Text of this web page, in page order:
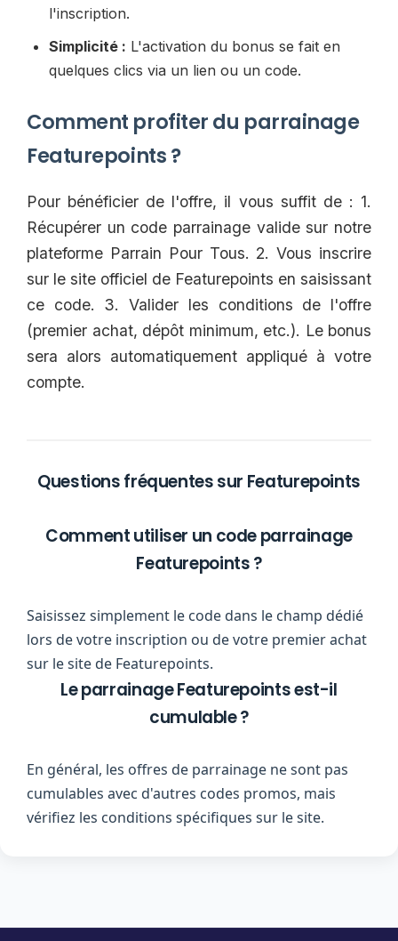
l'inscription.
Simplicité : L'activation du bonus se fait en
quelques clics via un lien ou un code.
Comment profiter du parrainage
Featurepoints ?
Pour bénéficier de l'offre, il vous suffit de : 1.
Récupérer un code parrainage valide sur notre
plateforme Parrain Pour Tous. 2. Vous inscrire
sur le site officiel de Featurepoints en saisissant
ce code. 3. Valider les conditions de l'offre
(premier achat, dépôt minimum, etc.). Le bonus
sera alors automatiquement appliqué à votre
compte.
Questions fréquentes sur Featurepoints
Comment utiliser un code parrainage
Featurepoints ?
Saisissez simplement le code dans le champ dédié
lors de votre inscription ou de votre premier achat
sur le site de Featurepoints.
Le parrainage Featurepoints est-il
cumulable ?
En général, les offres de parrainage ne sont pas
cumulables avec d'autres codes promos, mais
vérifiez les conditions spécifiques sur le site.